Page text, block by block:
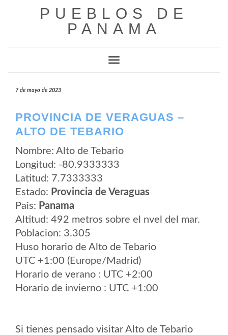
PUEBLOS DE
PANAMA
Cambiar modo de navegación
7 de mayo de 2023
PROVINCIA DE VERAGUAS –
ALTO DE TEBARIO
Nombre: Alto de Tebario
Longitud: -80.9333333
Latitud: 7.7333333
Estado: Provincia de Veraguas
Pais: Panama
Altitud: 492 metros sobre el nvel del mar.
Poblacion: 3.305
Huso horario de Alto de Tebario
UTC +1:00 (Europe/Madrid)
Horario de verano : UTC +2:00
Horario de invierno : UTC +1:00
Si tienes pensado visitar Alto de Tebario